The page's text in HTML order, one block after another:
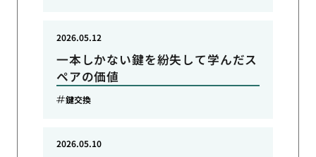
一本しかない鍵を紛失して学んだス
ペアの価値
2026.05.12
鍵交換
2026.05.10